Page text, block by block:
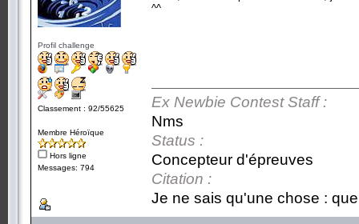
Profil challenge
Classement : 92/55625
Membre Héroïque
Hors ligne
Messages: 794
^^
Ex Newbie Contest Staff :
Nms
Status :
Concepteur d'épreuves
Citation :
Je ne sais qu'une chose :